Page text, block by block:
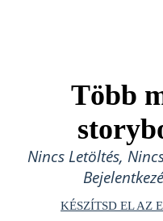
Több
Nincs Letöltés,
KÉSZÍTSD EL AZ